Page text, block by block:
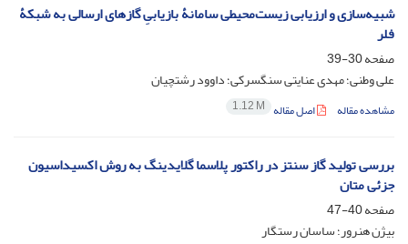
شبیه‌سازی و ارزیابی زیست‌محیطی سامانۀ بازیابیِ گازهای ارسالی به شبکۀ
فلر
صفحه30-39
علی وطنی؛ مهدی عنایتی سنگسرکی؛ داوود رشتچیان
مشاهده مقاله اصل مقاله 1.12 M
بررسی تولید گاز سنتز در راکتور پلاسما گلایدینگ به روش اکسیداسیون
جزئی متان
صفحه40-47
بیژن هنرور؛ ساسان رستگار